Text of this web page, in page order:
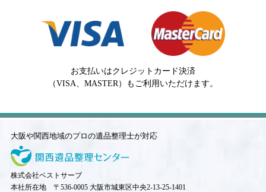
お支払いはクレジットカード決済
（VISA、MASTER）もご利用いただけます。
大阪や関西地域のプロの遺品整理士が対応
株式会社ベストサーブ
本社所在地 〒536-0005 大阪市城東区中央2-13-25-1401